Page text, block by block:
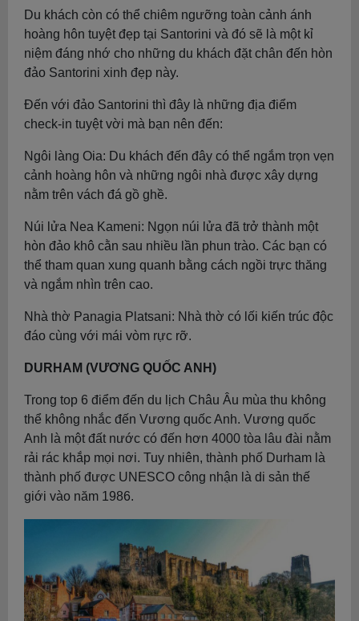
Du khách còn có thể chiêm ngưỡng toàn cảnh ánh
hoàng hôn tuyệt đẹp tại Santorini và đó sẽ là một kỉ
niệm đáng nhớ cho những du khách đặt chân đến hòn
đảo Santorini xinh đẹp này.
Đến với đảo Santorini thì đây là những địa điểm
check-in tuyệt vời mà bạn nên đến:
Ngôi làng Oia: Du khách đến đây có thể ngắm trọn vẹn
cảnh hoàng hôn và những ngôi nhà được xây dựng
nằm trên vách đá gồ ghề.
Núi lửa Nea Kameni: Ngọn núi lửa đã trở thành một
hòn đảo khô cằn sau nhiều lần phun trào. Các bạn có
thể tham quan xung quanh bằng cách ngồi trực thăng
và ngắm nhìn trên cao.
Nhà thờ Panagia Platsani: Nhà thờ có lối kiến trúc độc
đáo cùng với mái vòm rực rỡ.
DURHAM (VƯƠNG QUỐC ANH)
Trong top 6 điểm đến du lịch Châu Âu mùa thu không
thể không nhắc đến Vương quốc Anh. Vương quốc
Anh là một đất nước có đến hơn 4000 tòa lâu đài nằm
rải rác khắp mọi nơi. Tuy nhiên, thành phố Durham là
thành phố được UNESCO công nhận là di sản thế
giới vào năm 1986.